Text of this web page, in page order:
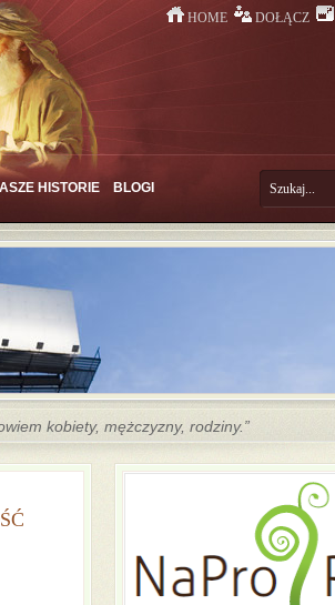
HOME DOŁĄCZ
HISTORIE BLOGI
kobiety, mężczyzny, rodziny.”